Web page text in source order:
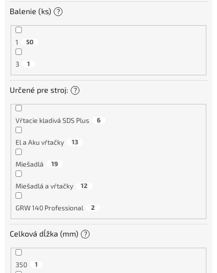
Balenie (ks) ?
1 50
3 1
Určené pre stroj: ?
Vŕtacie kladivá SDS Plus 6
El a Aku vŕtačky 13
Miešadlá 19
Miešadlá a vŕtačky 12
GRW 140 Professional 2
Celková dĺžka (mm) ?
350 1